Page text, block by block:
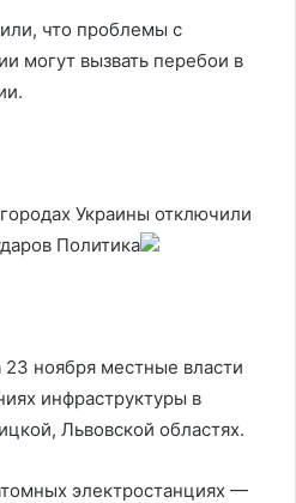
что проблемы с
могут вызвать перебои в
Украины отключили
Политика
23 ноября местные власти
инфраструктуры в
Львовской областях.
электростанциях —